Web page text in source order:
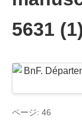
5631
ページ: 46